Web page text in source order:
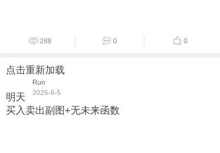
288 0 0
点击重新加载
Run
2026-6-5
明天
买入卖出副图+无未来函数